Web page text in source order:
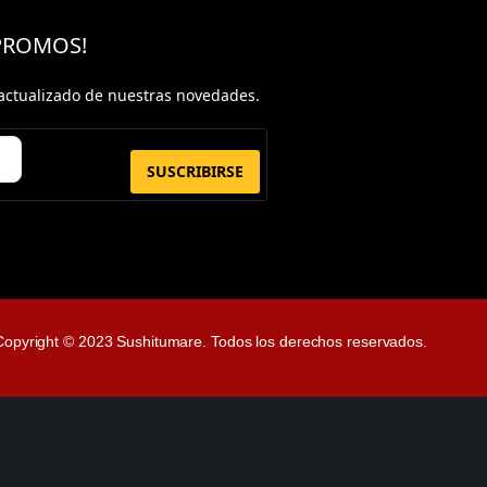
de nuestras novedades.
SUSCRIBIRSE
© 2023 Sushitumare. Todos los derechos reservados.